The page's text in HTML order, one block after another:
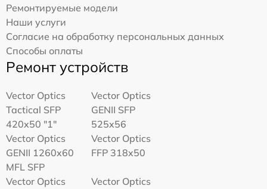
Ремонтируемые модели
Наши услуги
Согласие на обработку персональных данных
Способы оплаты
Ремонт устройств
Vector Optics
Tactical SFP
420x50 "1"
Vector Optics
GENII SFP
525x56
Vector Optics
GENII 1260x60
MFL SFP
Vector Optics
FFP 318x50
Vector Optics
Vector Optics